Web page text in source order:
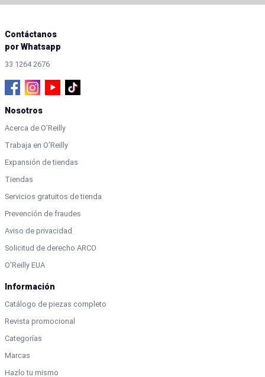
Contáctanos
por Whatsapp
33 1264 2676
Nosotros
Acerca de O’Reilly
Trabaja en O’Reilly
Expansión de tiendas
Tiendas
Servicios gratuitos de tienda
Prevención de fraudes
Aviso de privacidad
Solicitud de derecho ARCO
O'Reilly EUA
Información
Catálogo de piezas completo
Revista promocional
Categorías
Marcas
Hazlo tu mismo